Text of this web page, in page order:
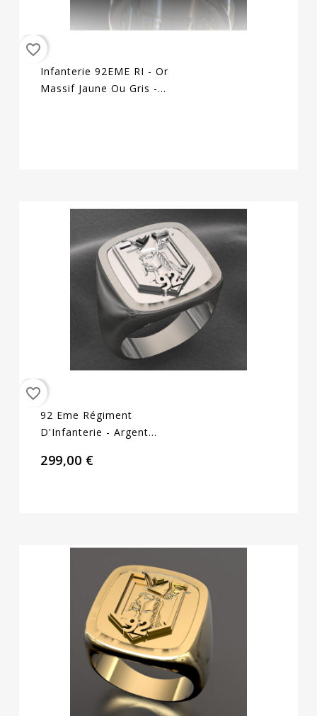
favorite_border
Infanterie 92EME RI - Or
Massif Jaune Ou Gris -
favorite_border
92 Eme Régiment
D'Infanterie - Argent
299,00 €